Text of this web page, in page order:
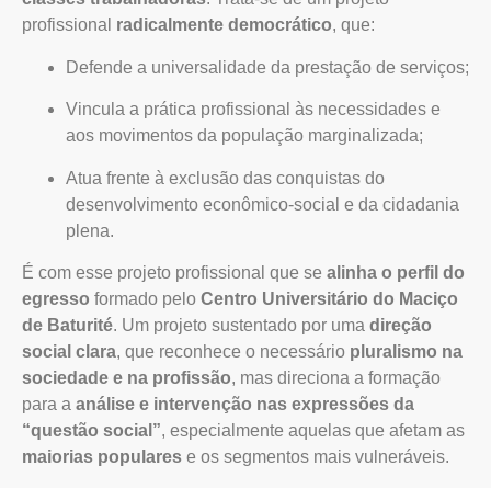
profissional radicalmente democrático, que:
Defende a universalidade da prestação de serviços;
Vincula a prática profissional às necessidades e
aos movimentos da população marginalizada;
Atua frente à exclusão das conquistas do
desenvolvimento econômico-social e da cidadania
plena.
É com esse projeto profissional que se alinha o perfil do
egresso formado pelo Centro Universitário do Maciço
de Baturité. Um projeto sustentado por uma direção
social clara, que reconhece o necessário pluralismo na
sociedade e na profissão, mas direciona a formação
para a análise e intervenção nas expressões da
“questão social”, especialmente aquelas que afetam as
maiorias populares e os segmentos mais vulneráveis.